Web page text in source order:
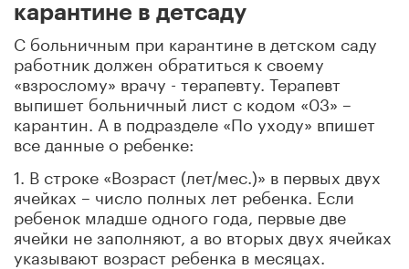
карантине в детсаду
С больничным при карантине в детском саду
работник должен обратиться к своему
«взрослому» врачу - терапевту. Терапевт
выпишет больничный лист с кодом «03» –
карантин. А в подразделе «По уходу» впишет
все данные о ребенке:
1. В строке «Возраст (лет/мес.)» в первых двух
ячейках – число полных лет ребенка. Если
ребенок младше одного года, первые две
ячейки не заполняют, а во вторых двух ячейках
указывают возраст ребенка в месяцах.